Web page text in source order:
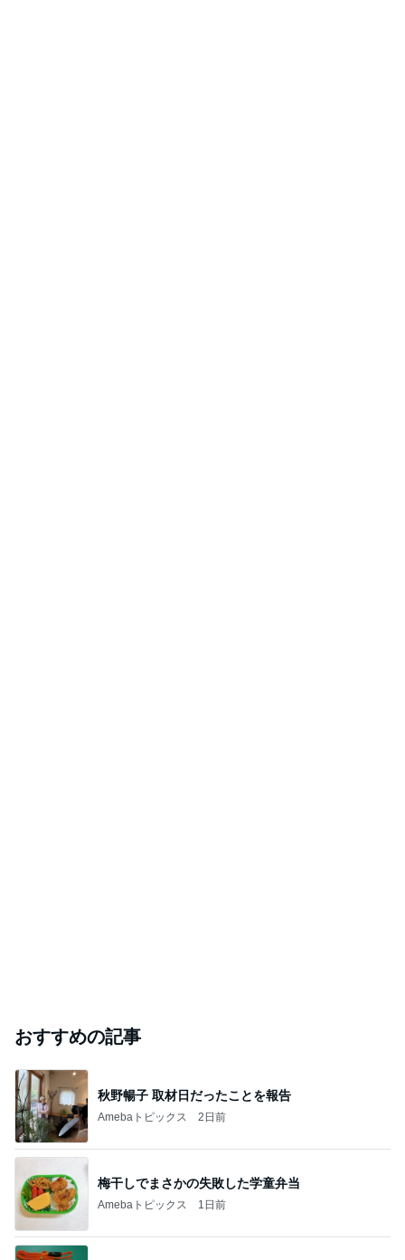
おすすめの記事
秋野暢子 取材日だったことを報告
Amebaトピックス 2日前
梅干しでまさかの失敗した学童弁当
Amebaトピックス 1日前